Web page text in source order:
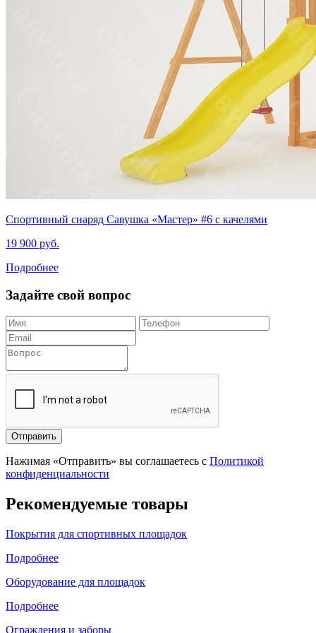
Спортивный снаряд Савушка «‎Мастер» #6 с качелями
19 900 руб.
Подробнее
Задайте свой вопрос
Отправить
Нажимая «Отправить» вы соглашаетесь с Политикой
конфиденциальности
Рекомендуемые товары
Покрытия для спортивных площадок
Подробнее
Оборудование для площадок
Подробнее
Ограждения и заборы